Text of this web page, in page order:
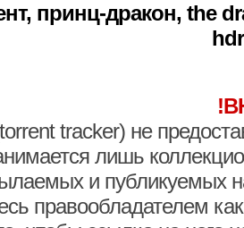
принц-дракон, the
tracker) не
лишь
и публикуемых
правообладателем